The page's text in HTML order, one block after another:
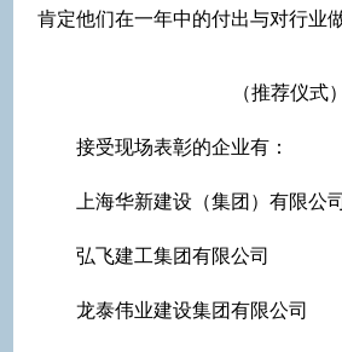
肯定他们在一年中的付出与对行业
（推荐仪式）
接受现场表彰的企业有：
上海华新建设（集团）有限公司
弘飞建工集团有限公司
龙泰伟业建设集团有限公司